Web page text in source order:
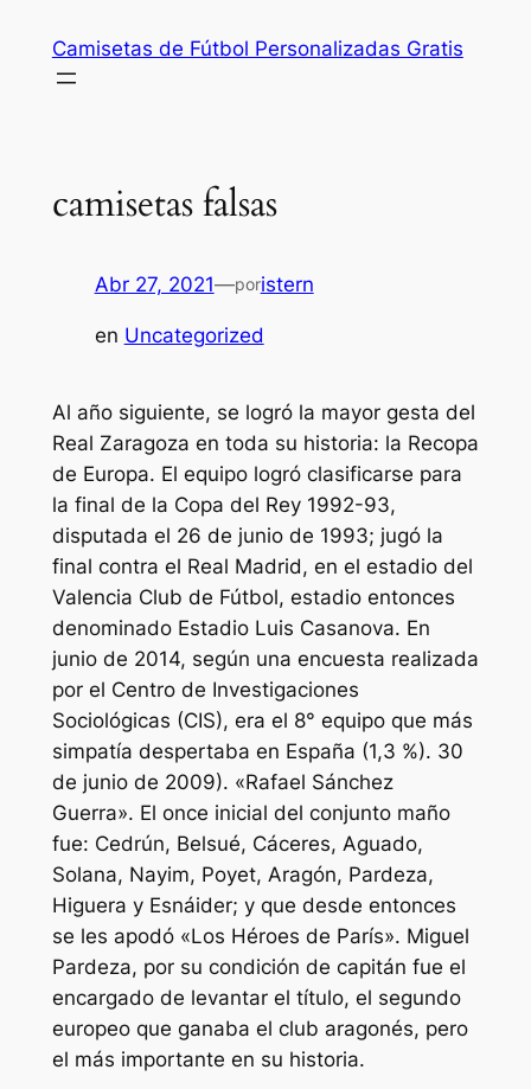
contenido
Camisetas de Fútbol Personalizadas Gratis
camisetas falsas
Abr 27, 2021—poristern
en Uncategorized
Al año siguiente, se logró la mayor gesta del
Real Zaragoza en toda su historia: la Recopa
de Europa. El equipo logró clasificarse para
la final de la Copa del Rey 1992-93,
disputada el 26 de junio de 1993; jugó la
final contra el Real Madrid, en el estadio del
Valencia Club de Fútbol, estadio entonces
denominado Estadio Luis Casanova. En
junio de 2014, según una encuesta realizada
por el Centro de Investigaciones
Sociológicas (CIS), era el 8° equipo que más
simpatía despertaba en España (1,3 %). 30
de junio de 2009). «Rafael Sánchez
Guerra». El once inicial del conjunto maño
fue: Cedrún, Belsué, Cáceres, Aguado,
Solana, Nayim, Poyet, Aragón, Pardeza,
Higuera y Esnáider; y que desde entonces
se les apodó «Los Héroes de París». Miguel
Pardeza, por su condición de capitán fue el
encargado de levantar el título, el segundo
europeo que ganaba el club aragonés, pero
el más importante en su historia.